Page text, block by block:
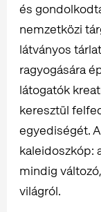
és
nemzetközi
látványos
ragyogására
látogatók
keresztül
egyediségét.
kaleidoszkóp:
mindig
világról.